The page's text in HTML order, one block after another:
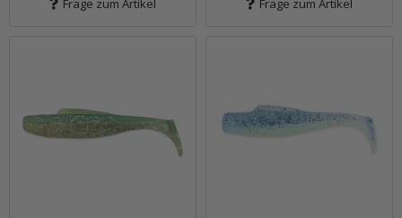
Frage zum Artikel Frage zum Artikel